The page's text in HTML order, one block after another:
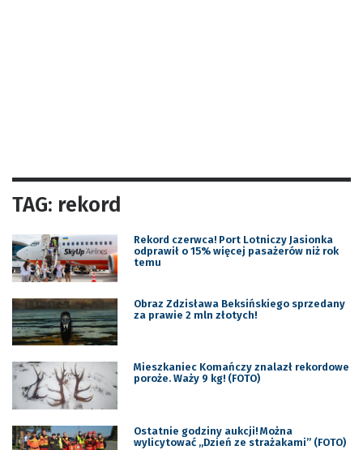
TAG: rekord
Rekord czerwca! Port Lotniczy Jasionka
odprawił o 15% więcej pasażerów niż rok
temu
Obraz Zdzisława Beksińskiego sprzedany
za prawie 2 mln złotych!
Mieszkaniec Komańczy znalazł rekordowe
poroże. Waży 9 kg! (FOTO)
Ostatnie godziny aukcji! Można
wylicytować „Dzień ze strażakami” (FOTO)